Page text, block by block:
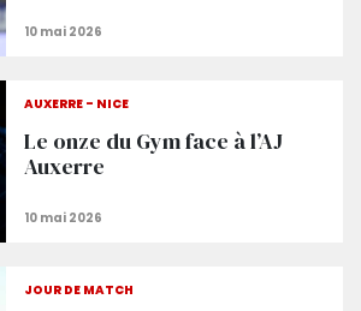
AUXERRE - NICE
Le onze du Gym face à l’AJ
Auxerre
JOUR DE MATCH